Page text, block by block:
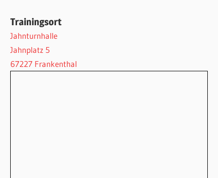
Trainingsort
Jahnturnhalle
Jahnplatz 5
67227 Frankenthal